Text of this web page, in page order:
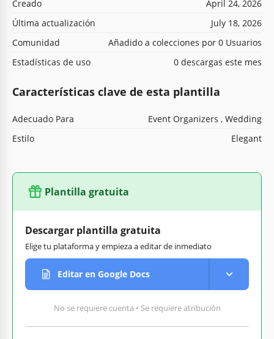
Creado
April 24, 2026
Última actualización
July 18, 2026
Comunidad
Añadido a colecciones por 0 Usuarios
Estadísticas de uso
0 descargas este mes
Características clave de esta plantilla
Adecuado Para
Event Organizers , Wedding
Estilo
Elegant
Plantilla gratuita
Descargar plantilla gratuita
Elige tu plataforma y empieza a editar de inmediato
Editar en Google Docs
No se requiere cuenta • Se requiere atribución